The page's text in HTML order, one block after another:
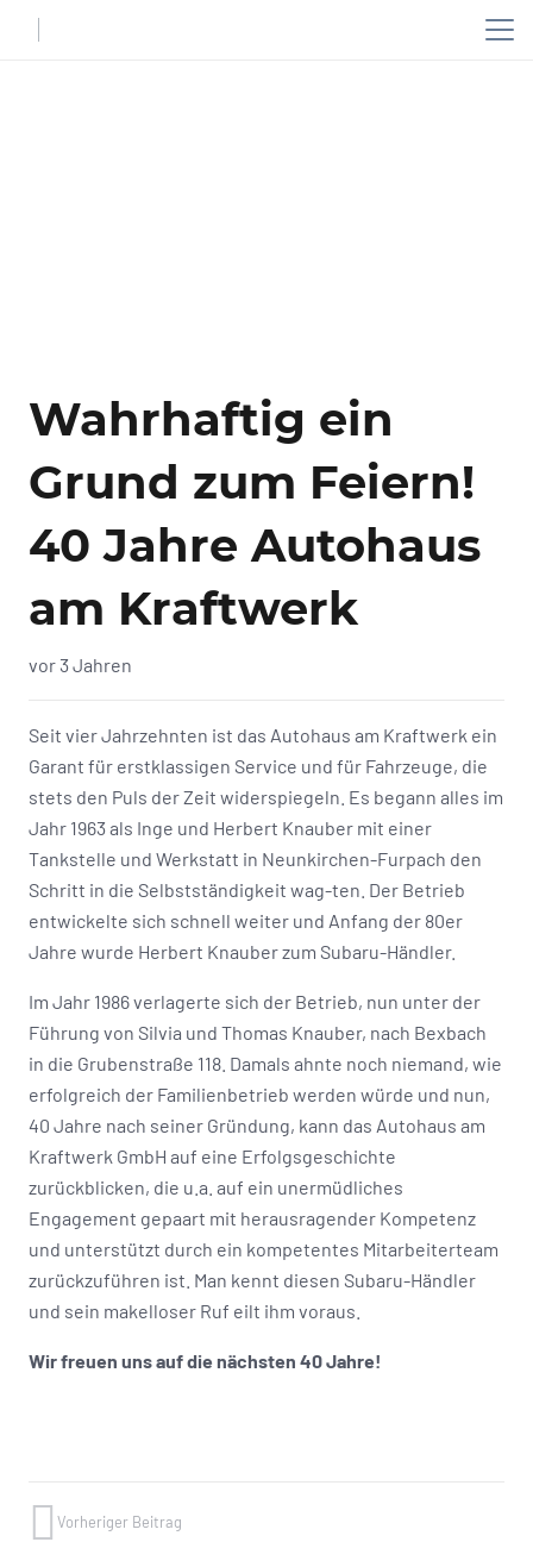
Wahrhaftig ein
Grund zum Feiern!
40 Jahre Autohaus
am Kraftwerk
vor 3 Jahren
Seit vier Jahrzehnten ist das Autohaus am Kraftwerk ein
Garant für erstklassigen Service und für Fahrzeuge, die
stets den Puls der Zeit widerspiegeln. Es begann alles im
Jahr 1963 als Inge und Herbert Knauber mit einer
Tankstelle und Werkstatt in Neunkirchen-Furpach den
Schritt in die Selbstständigkeit wag-ten. Der Betrieb
entwickelte sich schnell weiter und Anfang der 80er
Jahre wurde Herbert Knauber zum Subaru-Händler.
Im Jahr 1986 verlagerte sich der Betrieb, nun unter der
Führung von Silvia und Thomas Knauber, nach Bexbach
in die Grubenstraße 118. Damals ahnte noch niemand, wie
erfolgreich der Familienbetrieb werden würde und nun,
40 Jahre nach seiner Gründung, kann das Autohaus am
Kraftwerk GmbH auf eine Erfolgsgeschichte
zurückblicken, die u.a. auf ein unermüdliches
Engagement gepaart mit herausragender Kompetenz
und unterstützt durch ein kompetentes Mitarbeiterteam
zurückzuführen ist. Man kennt diesen Subaru-Händler
und sein makelloser Ruf eilt ihm voraus.
Wir freuen uns auf die nächsten 40 Jahre!
Vorheriger Beitrag